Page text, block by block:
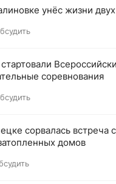
унёс жизни
соревнования
сорвалась встреча с
домов